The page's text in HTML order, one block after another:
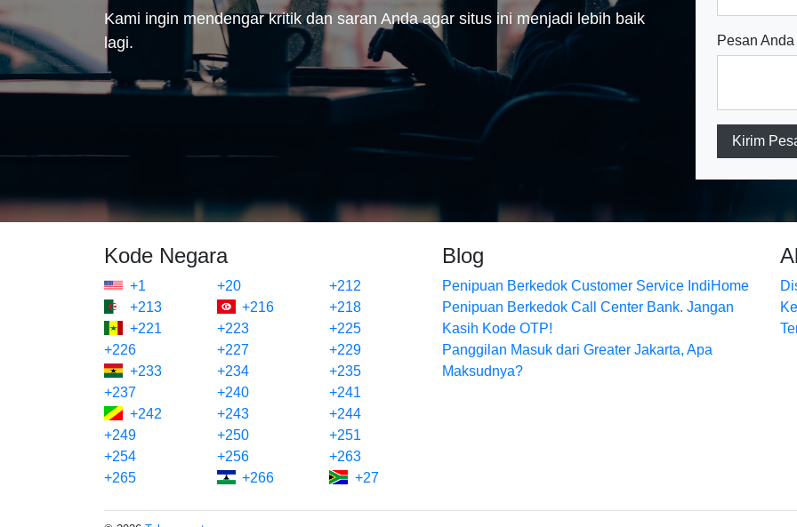
Kami ingin mendengar kritik dan saran Anda agar situs ini menjadi lebih baik
lagi.
Pesan Anda
Kirim
Kode Negara
+1 +20
+212
+213
+216
+218
+221
+223
+225
+226
+227
+229
+233
+234
+235
+237
+240
+241
+242
+243
+244
+249
+250
+251
+254
+256
+263
+265
+266 +27
Blog
Penipuan Berkedok Customer Service IndiHome
Penipuan Berkedok Call Center Bank. Jangan
Kasih Kode OTP!
Panggilan Masuk dari Greater Jakarta, Apa
Maksudnya?